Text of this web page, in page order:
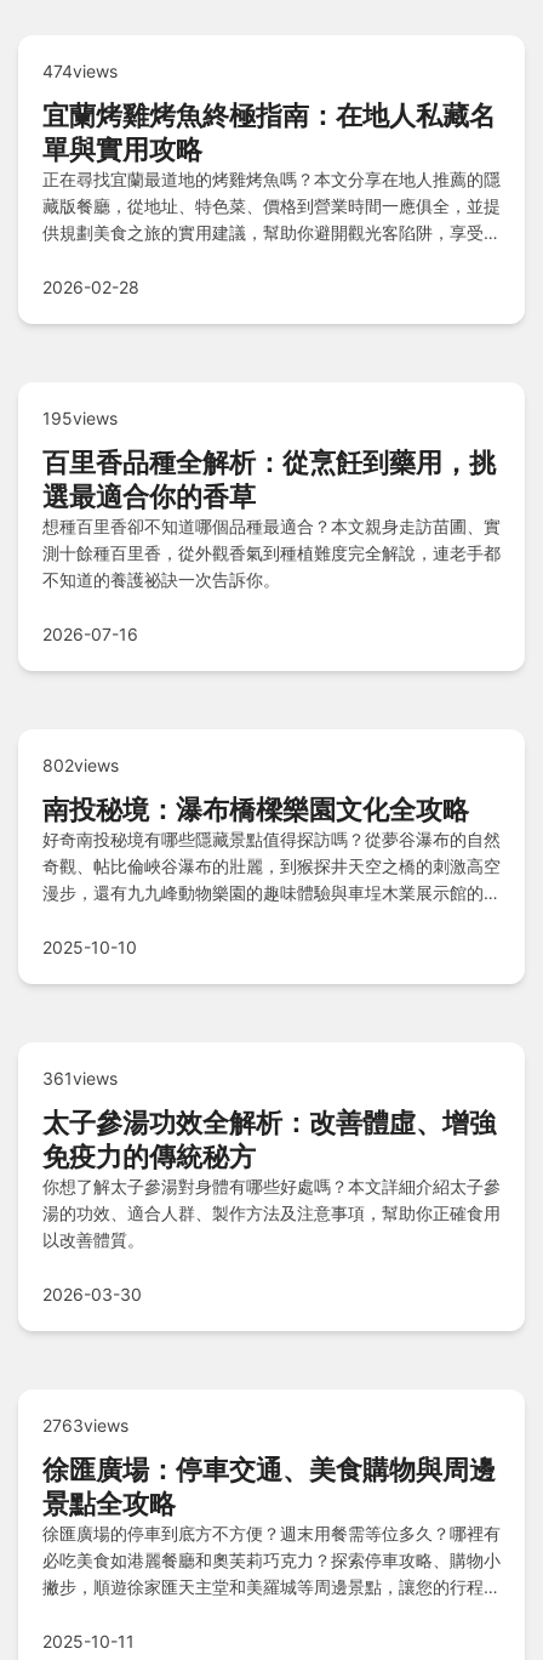
474views
宜蘭烤雞烤魚終極指南：在地人私藏名
單與實用攻略
正在尋找宜蘭最道地的烤雞烤魚嗎？本文分享在地人推薦的隱
藏版餐廳，從地址、特色菜、價格到營業時間一應俱全，並提
供規劃美食之旅的實用建議，幫助你避開觀光客陷阱，享受真
2026-02-28
195views
百里香品種全解析：從烹飪到藥用，挑
選最適合你的香草
想種百里香卻不知道哪個品種最適合？本文親身走訪苗圃、實
測十餘種百里香，從外觀香氣到種植難度完全解說，連老手都
不知道的養護祕訣一次告訴你。
2026-07-16
802views
南投秘境：瀑布橋樑樂園文化全攻略
好奇南投秘境有哪些隱藏景點值得探訪嗎？從夢谷瀑布的自然
奇觀、帖比倫峽谷瀑布的壯麗，到猴探井天空之橋的刺激高空
漫步，還有九九峰動物樂園的趣味體驗與車埕木業展示館的文
野，竹山瑞龍瀑布園區則提供寧靜休憩，Q&A解答網友常見
2025-10-10
361views
太子參湯功效全解析：改善體虛、增強
免疫力的傳統秘方
你想了解太子參湯對身體有哪些好處嗎？本文詳細介紹太子參
湯的功效、適合人群、製作方法及注意事項，幫助你正確食用
以改善體質。
2026-03-30
2763views
徐匯廣場：停車交通、美食購物與周邊
景點全攻略
徐匯廣場的停車到底方不方便？週末用餐需等位多久？哪裡有
必吃美食如港麗餐廳和奧芙莉巧克力？探索停車攻略、購物小
撇步，順遊徐家匯天主堂和美羅城等周邊景點，讓您的行程更
2025-10-11